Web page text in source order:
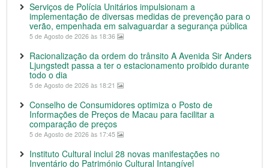
Serviços de Polícia Unitários impulsionam a
implementação de diversas medidas de prevenção para o
verão, empenhada em salvaguardar a segurança pública
5 de Agosto de 2026 às 18:36
Racionalização da ordem do trânsito A Avenida Sir Anders
Ljungstedt passa a ter o estacionamento proibido durante
todo o dia
5 de Agosto de 2026 às 18:21
Conselho de Consumidores optimiza o Posto de
Informações de Preços de Macau para facilitar a
comparação de preços
5 de Agosto de 2026 às 17:45
Instituto Cultural inclui 28 novas manifestações no
Inventário do Património Cultural Intangível